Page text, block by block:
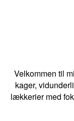
Velkommen til
kager,
lækkerier med